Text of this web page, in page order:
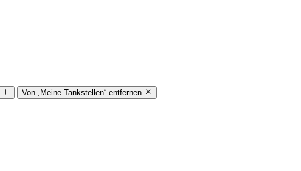
Von „Meine Tankstellen“ entfernen